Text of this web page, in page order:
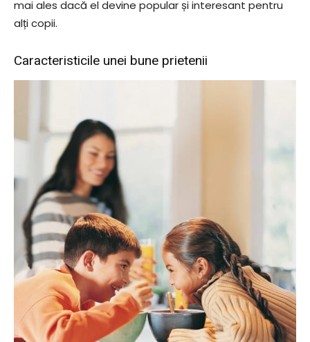
mai ales dacă el devine popular și interesant pentru
alți copii.
Caracteristicile unei bune prietenii